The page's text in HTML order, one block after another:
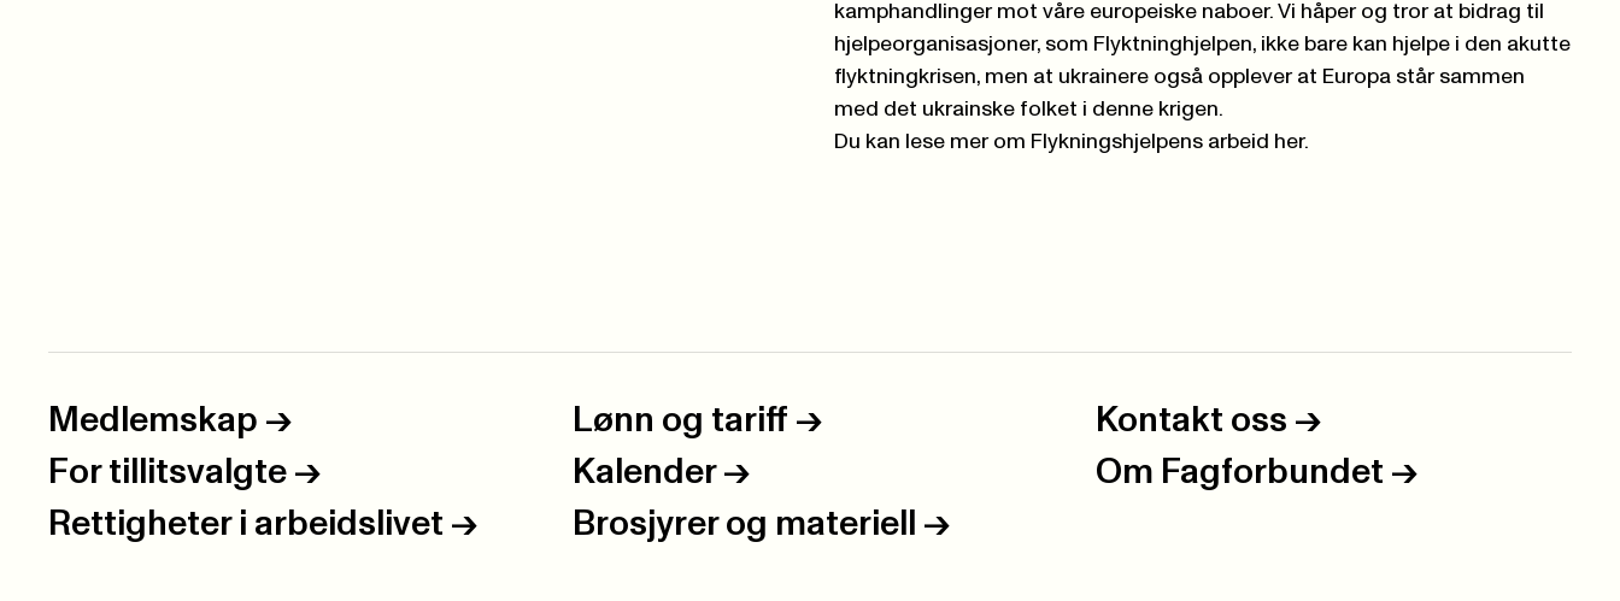
kamphandlinger mot våre europeiske naboer. Vi håper og tror at bidrag til
hjelpeorganisasjoner, som Flyktninghjelpen, ikke bare kan hjelpe i den akutte
flyktningkrisen, men at ukrainere også opplever at Europa står sammen
med det ukrainske folket i denne krigen.
Du kan lese mer om Flykningshjelpens arbeid her.
Medlemskap -> Lønn og tariff -> Kontakt oss ->
For tillitsvalgte -> Kalender -> Om Fagforbundet ->
Rettigheter i arbeidslivet -> Brosjyrer og materiell ->